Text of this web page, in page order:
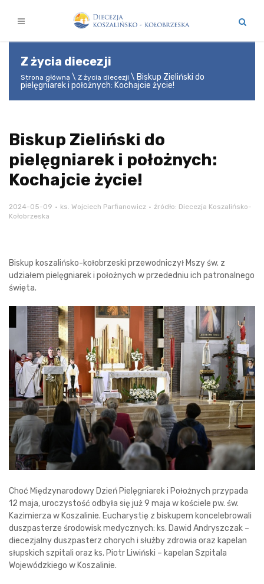
Z życia diecezji
Strona główna Z życia diecezji
Biskup Zieliński do
pielęgniarek i położnych: Kochajcie życie!
Biskup Zieliński do
pielęgniarek i położnych:
Kochajcie życie!
2024-05-09 ks. Wojciech Parfianowicz
źródło: Diecezja Koszalińsko-
Kołobrzeska
Biskup koszalińsko-kołobrzeski przewodniczył Mszy św. z
udziałem pielęgniarek i położnych w przededniu ich patronalnego
święta.
Choć Międzynarodowy Dzień Pielęgniarek i Położnych przypada
12 maja, uroczystość odbyła się już 9 maja w kościele pw. św.
Kazimierza w Koszalinie. Eucharystię z biskupem koncelebrowali
duszpasterze środowisk medycznych: ks. Dawid Andryszczak –
diecezjalny duszpasterz chorych i służby zdrowia oraz kapelan
słupskich szpitali oraz ks. Piotr Liwiński – kapelan Szpitala
Wojewódzkiego w Koszalinie.